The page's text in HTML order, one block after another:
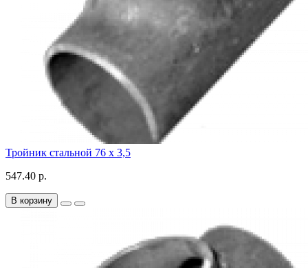
Тройник стальной 76 х 3,5
547.40 р.
В корзину